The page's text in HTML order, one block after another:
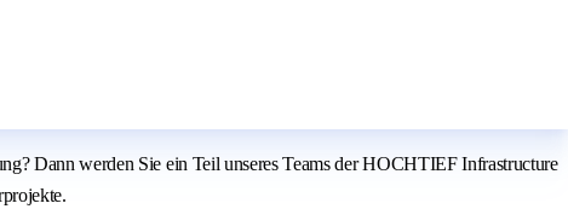
Dann werden Sie ein Teil unseres Teams der HOCHTIEF Infrastructure